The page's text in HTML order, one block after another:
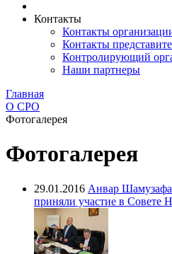
Контакты
Контакты
Контакты
Контролирующий
Наши партнеры
Главная
О СРО
Фотогалерея
Фотогалерея
29.01.2016 Анвар
приняли участие в